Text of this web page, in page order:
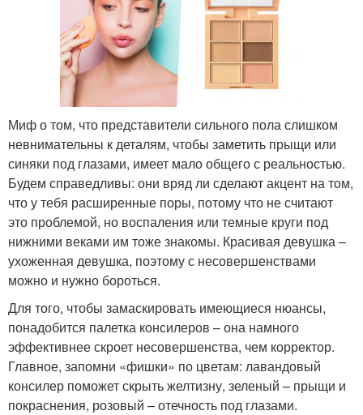
Миф о том, что представители сильного пола слишком
невнимательны к деталям, чтобы заметить прыщи или
синяки под глазами, имеет мало общего с реальностью.
Будем справедливы: они вряд ли сделают акцент на том,
что у тебя расширенные поры, потому что не считают
это проблемой, но воспаления или темные круги под
нижними веками им тоже знакомы. Красивая девушка –
ухоженная девушка, поэтому с несовершенствами
можно и нужно бороться.
Для того, чтобы замаскировать имеющиеся нюансы,
понадобится палетка консилеров – она намного
эффективнее скроет несовершенства, чем корректор.
Главное, запомни «фишки» по цветам: лавандовый
консилер поможет скрыть желтизну, зеленый – прыщи и
покраснения, розовый – отечность под глазами.